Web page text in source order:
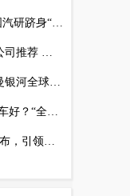
值评价信息发布”榜单
达服务商盘点
证高效节能重卡领先实力
号MPV”来助力
轻卡品质升级